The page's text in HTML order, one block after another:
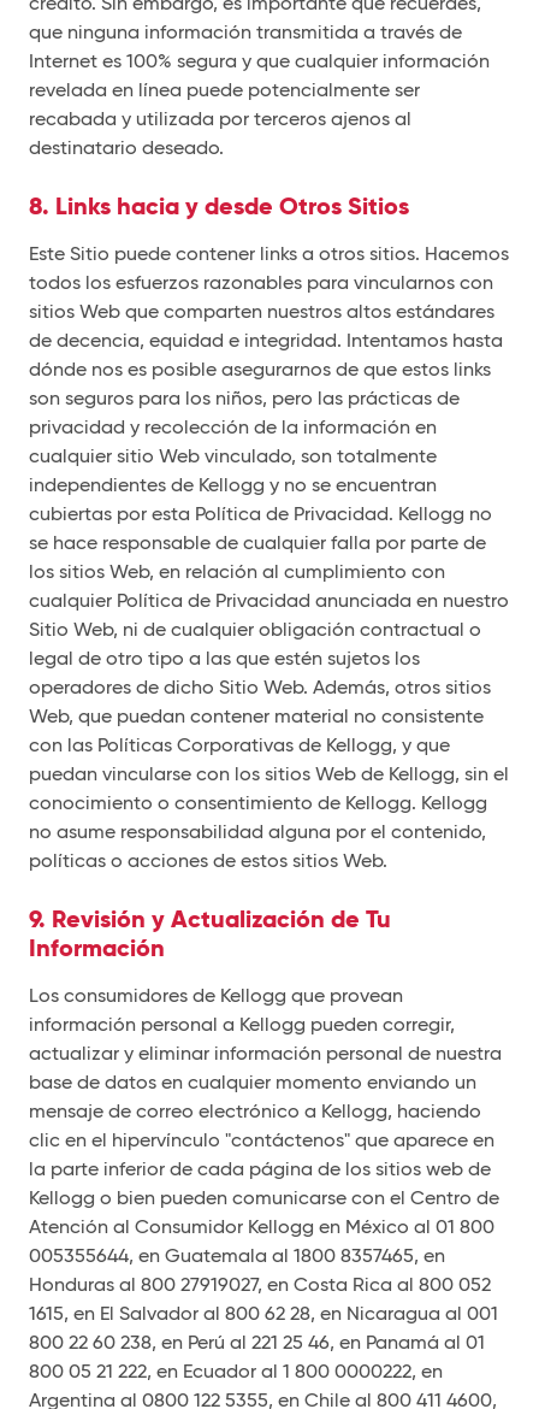
que ninguna información transmitida a través de
Internet es 100% segura y que cualquier información
revelada en línea puede potencialmente ser
recabada y utilizada por terceros ajenos al
destinatario deseado.
8. Links hacia y desde Otros Sitios
Este Sitio puede contener links a otros sitios. Hacemos
todos los esfuerzos razonables para vincularnos con
sitios Web que comparten nuestros altos estándares
de decencia, equidad e integridad. Intentamos hasta
dónde nos es posible asegurarnos de que estos links
son seguros para los niños, pero las prácticas de
privacidad y recolección de la información en
cualquier sitio Web vinculado, son totalmente
independientes de Kellogg y no se encuentran
cubiertas por esta Política de Privacidad. Kellogg no
se hace responsable de cualquier falla por parte de
los sitios Web, en relación al cumplimiento con
cualquier Política de Privacidad anunciada en nuestro
Sitio Web, ni de cualquier obligación contractual o
legal de otro tipo a las que estén sujetos los
operadores de dicho Sitio Web. Además, otros sitios
Web, que puedan contener material no consistente
con las Políticas Corporativas de Kellogg, y que
puedan vincularse con los sitios Web de Kellogg, sin el
conocimiento o consentimiento de Kellogg. Kellogg
no asume responsabilidad alguna por el contenido,
políticas o acciones de estos sitios Web.
9. Revisión y Actualización de Tu
Información
Los consumidores de Kellogg que provean
información personal a Kellogg pueden corregir,
actualizar y eliminar información personal de nuestra
base de datos en cualquier momento enviando un
mensaje de correo electrónico a Kellogg, haciendo
clic en el hipervínculo "contáctenos" que aparece en
la parte inferior de cada página de los sitios web de
Kellogg o bien pueden comunicarse con el Centro de
Atención al Consumidor Kellogg en México al 01 800
005355644, en Guatemala al 1800 8357465, en
Honduras al 800 27919027, en Costa Rica al 800 052
1615, en El Salvador al 800 62 28, en Nicaragua al 001
800 22 60 238, en Perú al 221 25 46, en Panamá al 01
800 05 21 222, en Ecuador al 1 800 0000222, en
Argentina al 0800 122 5355, en Chile al 800 411 4600,